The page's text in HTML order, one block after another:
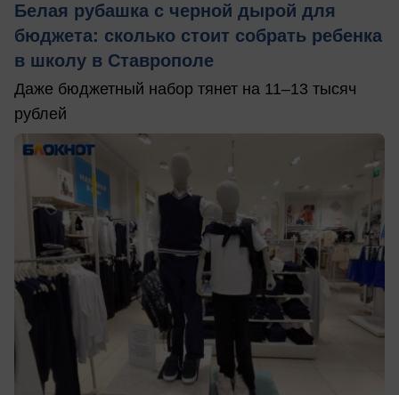
Белая рубашка с черной дырой для
бюджета: сколько стоит собрать ребенка
в школу в Ставрополе
Даже бюджетный набор тянет на 11–13 тысяч
рублей